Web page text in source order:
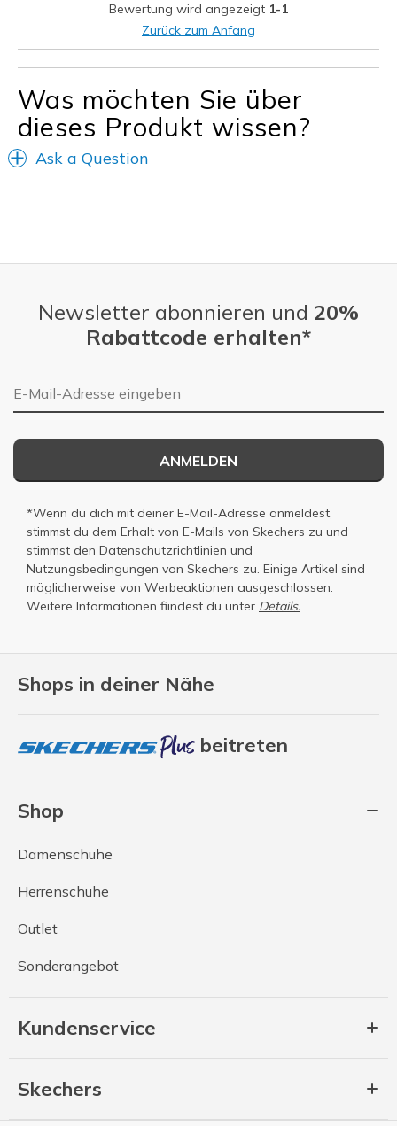
Passt genau
Bewertung wird angezeigt 1-1
Zurück zum Anfang
Was möchten Sie über
dieses Produkt wissen?
Ask a Question
Shops in deiner Nähe
beitreten
Shop
Damenschuhe
Herrenschuhe
Outlet
Sonderangebot
Kundenservice
Skechers
Newsletter abonnieren und 20%
Rabattcode erhalten*
E-Mail-Adresse
ANMELDEN
*Wenn du dich mit deiner E-Mail-Adresse anmeldest,
stimmst du dem Erhalt von E-Mails von Skechers zu und
stimmst den Datenschutzrichtlinien und
Nutzungsbedingungen von Skechers zu. Einige Artikel sind
möglicherweise von Werbeaktionen ausgeschlossen.
Weitere Informationen fiindest du unter Details.